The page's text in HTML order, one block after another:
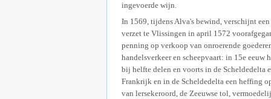
ingevoerde wijn.
In 1569, tijdens Alva's bewind, verschijnt
verzet te Vlissingen in april 1572
penning op verkoop van onroerende
handelsverkeer en scheepvaart: in 15e
bij helfte delen en voorts in de Scheldedelta
Frankrijk en in de Scheldedelta een heffing
van lersekeroord, de Zeeuwse tol,